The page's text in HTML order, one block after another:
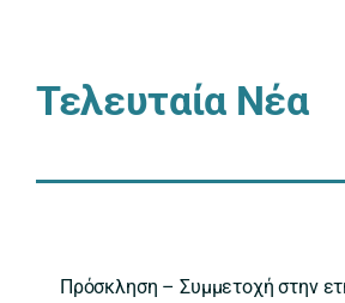
Τελευταία Νέα
Πρόσκληση – Συμμετοχή στην